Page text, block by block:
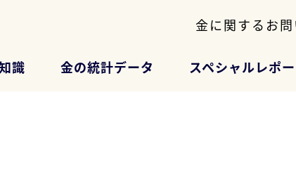
金に関するお
識 金の統計データ スペシャルレポ